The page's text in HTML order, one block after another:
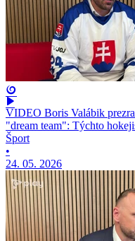
VIDEO Boris Valábik
"dream team": Týchto
Šport
•
24. 05. 2026